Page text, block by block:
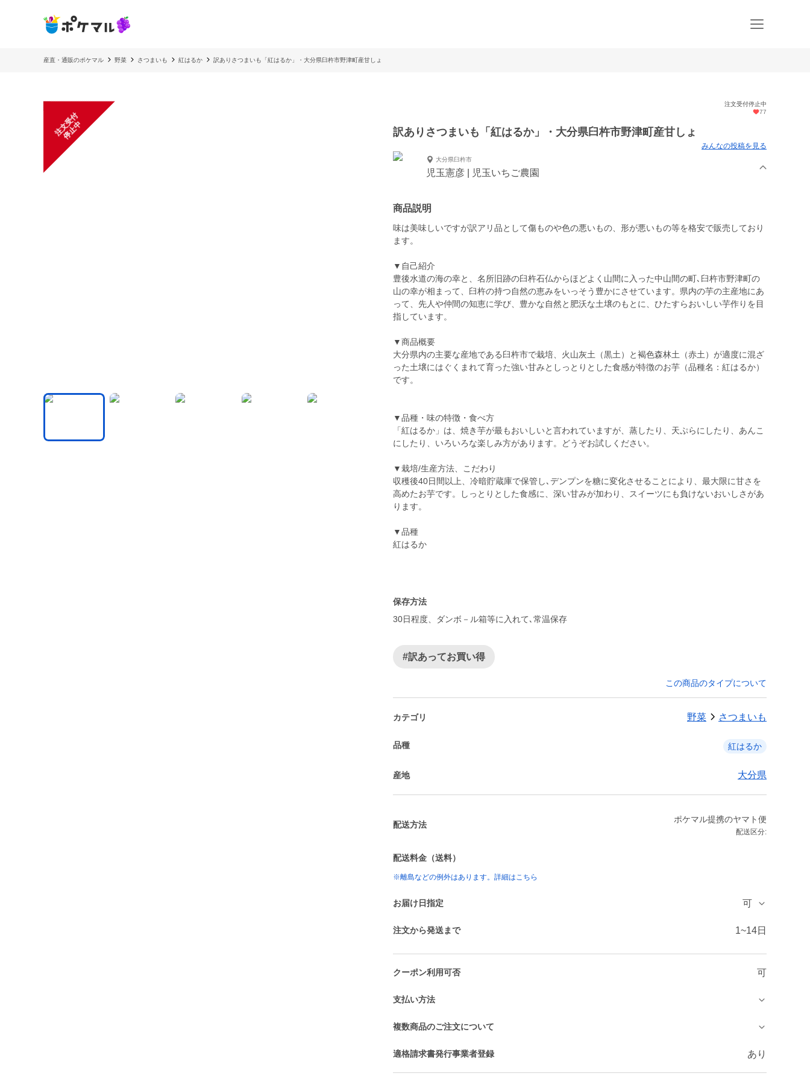
産直・通販のポケマル 野菜 さつまいも 紅はるか 訳ありさつまいも「紅はるか」・大分県臼杵市野津町産甘しょ
注
文
受
付
停
止
中
注文受付停止中
77
訳ありさつまいも「紅はるか」・大分県臼杵市野津町産甘しょ
みんなの投稿を見る
大分県臼杵市
児玉憲彦 | 児玉いちご農園
商品説明
味は美味しいですが訳アリ品として傷ものや色の悪いもの、形が悪いもの等を格安で販売しており
ます。
▼自己紹介
豊後水道の海の幸と、名所旧跡の臼杵石仏からほどよく山間に入った中山間の町､臼杵市野津町の
山の幸が相まって、臼杵の持つ自然の恵みをいっそう豊かにさせています。県内の芋の主産地にあ
って、先人や仲間の知恵に学び、豊かな自然と肥沃な土壌のもとに、ひたすらおいしい芋作りを目
指しています。
▼商品概要
大分県内の主要な産地である臼杵市で栽培、火山灰土（黒土）と褐色森林土（赤土）が適度に混ざ
った土壌にはぐくまれて育った強い甘みとしっとりとした食感が特徴のお芋（品種名：紅はるか）
です。
▼品種・味の特徴・食べ方
「紅はるか」は、焼き芋が最もおいしいと言われていますが、蒸したり、天ぷらにしたり、あんこ
にしたり、いろいろな楽しみ方があります。どうぞお試しください。
▼栽培/生産方法、こだわり
収穫後40日間以上、冷暗貯蔵庫で保管し､デンプンを糖に変化させることにより、最大限に甘さを
高めたお芋です。しっとりとした食感に、深い甘みが加わり、スイーツにも負けないおいしさがあ
ります。
▼品種
紅はるか
保存方法
30日程度、ダンボ－ル箱等に入れて､常温保存
#訳あってお買い得
この商品のタイプについて
カテゴリ 野菜 さつまいも
品種 紅はるか
産地 大分県
配送方法
ポケマル提携のヤマト便
配送区分:
配送料金（送料）
※離島などの例外はあります。詳細はこちら
お届け日指定 可
注文から発送まで 1~14日
クーポン利用可否 可
支払い方法
複数商品のご注文について
適格請求書発行事業者登録 あり